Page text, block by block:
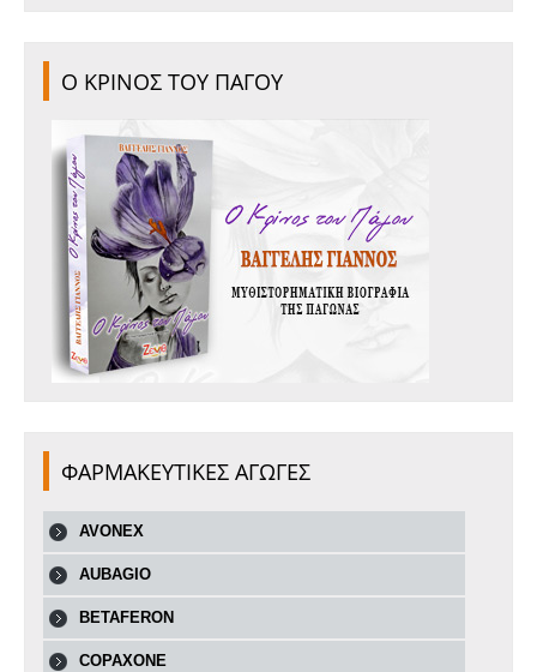
Ο ΚΡΙΝΟΣ ΤΟΥ ΠΑΓΟΥ
ΦΑΡΜΑΚΕΥΤΙΚΕΣ ΑΓΩΓΕΣ
AVONEX
AUBAGIO
BETAFERON
COPAXONE